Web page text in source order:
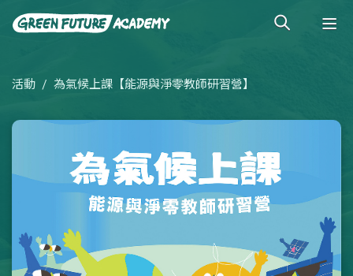
活動 為氣候上課【能源與淨零教師研習營】